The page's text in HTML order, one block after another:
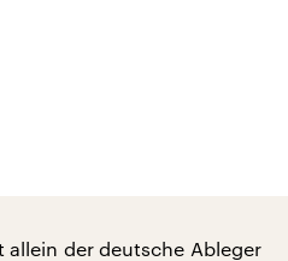
allein der deutsche Ableger